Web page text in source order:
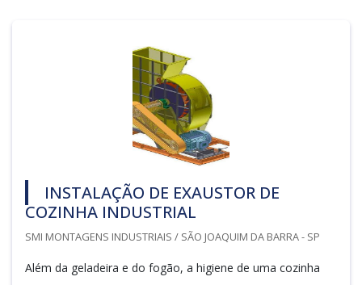
INSTALAÇÃO DE EXAUSTOR DE
COZINHA INDUSTRIAL
SMI MONTAGENS INDUSTRIAIS / SÃO JOAQUIM DA BARRA - SP
Além da geladeira e do fogão, a higiene de uma cozinha